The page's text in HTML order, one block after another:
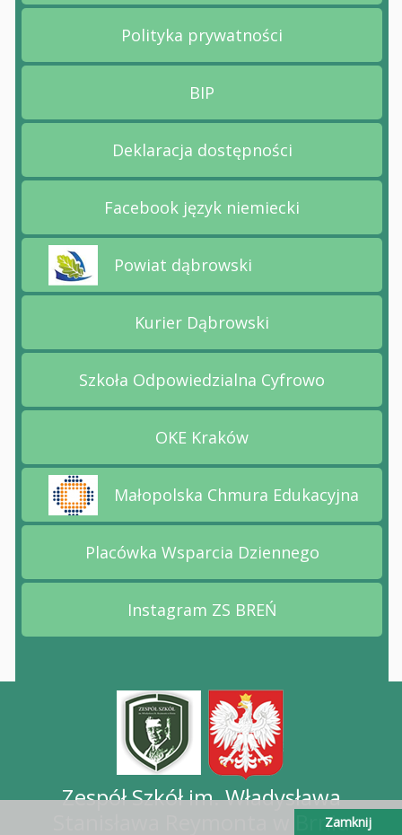
Przejdź na stronę
Polityka prywatności
Przejdź na stronę BIP
BIP
Przejdź na stronę
Deklaracja dostępności
Przejdź na stronę
Facebook język niemiecki
Przejdź na stronę Powiat dąbrowski
Powiat dąbrowski
Przejdź na stronę Kurier
Kurier Dąbrowski
Przejdź na stronę Szkoła
Szkoła Odpowiedzialna Cyfrowo
Przejdź na stronę OKE
OKE Kraków
Przejdź na stronę Małopolska Chmura
Małopolska Chmura Edukacyjna
Przejdź na stronę
Placówka Wsparcia Dziennego
Przejdź na stronę
Instagram ZS BREŃ
Zespół Szkół im. Władysława
Stanisława Reymonta w BrniuZamknij